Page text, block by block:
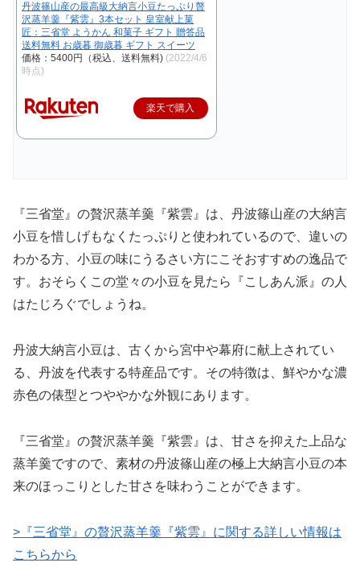
丹波篠山産の最高級大納言小豆たっぷり贅
沢蒸羊羹『紫雲』3本セット 皇室献上菓
匠：三省堂 ようかん 和菓子 ギフト 贈答品
送料無料 お歳暮 御歳暮 ギフト スイーツ
価格：5400円（税込、送料無料) (2022/4/6
時点)
楽天で購入
『三省堂』の贅沢蒸羊羹『紫雲』は、丹波篠山産の大納言
小豆を惜しげもなくたっぷりと使われているので、違いの
わかる方、小豆の味にうるさい方にこそおすすめの逸品で
す。おそらくこの堂々の小豆を見たら『こしあん派』の人
はたじろぐでしょうね。
丹波大納言小豆は、古くから宮中や幕府に献上されてい
る、丹波を代表する特産品です。その特徴は、鮮やかな濃
赤色の俵型とつややかな外観にあります。
『三省堂』の贅沢蒸羊羹『紫雲』は、甘さを抑えた上品な
蒸羊羹ですので、素材の丹波篠山産の極上大納言小豆の本
来のほっこりとした甘さを味わうことができます。
>『三省堂』の贅沢蒸羊羹『紫雲』に関する詳しい情報は
こちらから